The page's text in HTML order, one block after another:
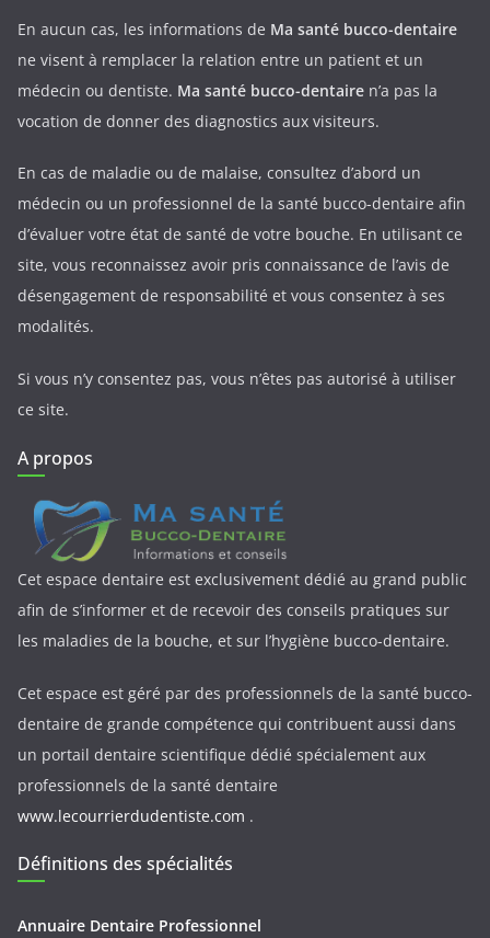
En aucun cas, les informations de Ma santé bucco-dentaire
ne visent à remplacer la relation entre un patient et un
médecin ou dentiste. Ma santé bucco-dentaire n’a pas la
vocation de donner des diagnostics aux visiteurs.
En cas de maladie ou de malaise, consultez d’abord un
médecin ou un professionnel de la santé bucco-dentaire afin
d’évaluer votre état de santé de votre bouche. En utilisant ce
site, vous reconnaissez avoir pris connaissance de l’avis de
désengagement de responsabilité et vous consentez à ses
modalités.
Si vous n’y consentez pas, vous n’êtes pas autorisé à utiliser
ce site.
A propos
Cet espace dentaire est exclusivement dédié au grand public
afin de s’informer et de recevoir des conseils pratiques sur
les maladies de la bouche, et sur l’hygiène bucco-dentaire.
Cet espace est géré par des professionnels de la santé bucco-
dentaire de grande compétence qui contribuent aussi dans
un portail dentaire scientifique dédié spécialement aux
professionnels de la santé dentaire
www.lecourrierdudentiste.com .
Définitions des spécialités
Annuaire Dentaire Professionnel